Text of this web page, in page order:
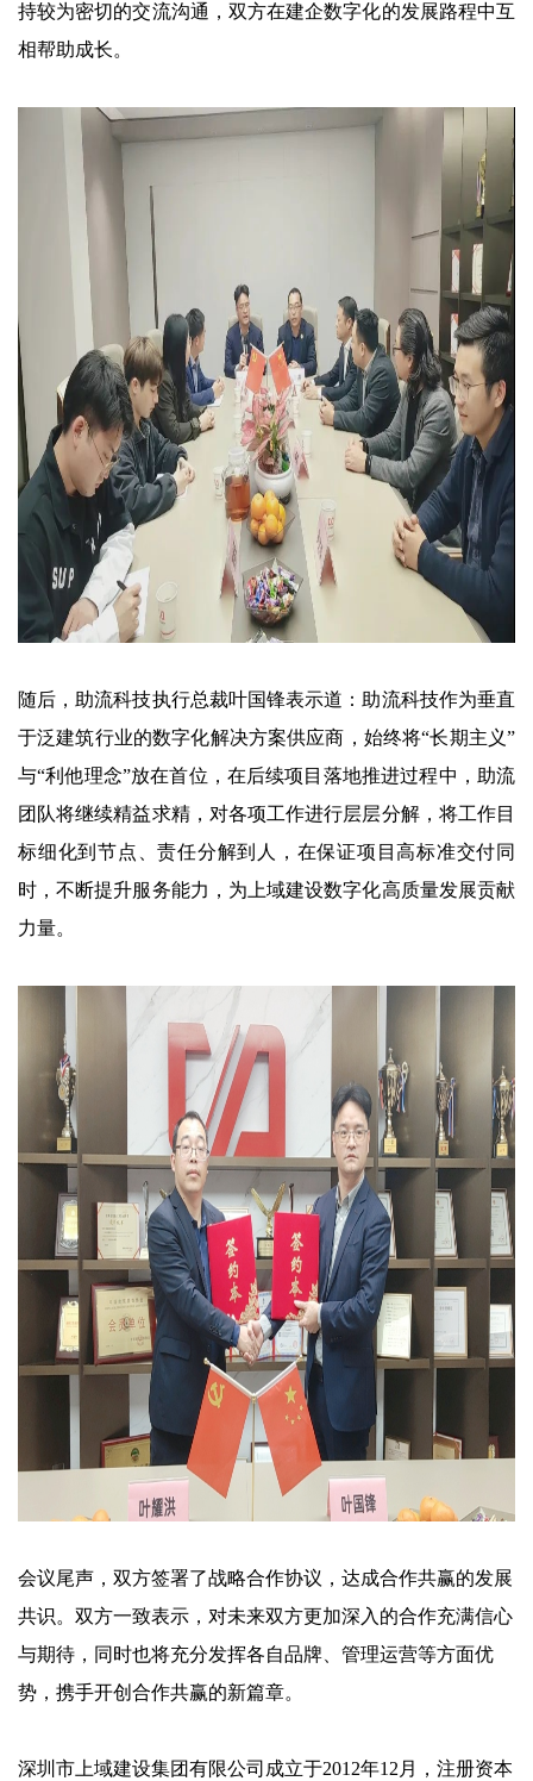
持较为密切的交流沟通，双方在建企数字化的发展路程中互
相帮助成长。
随后，助流科技执行总裁叶国锋表示道：助流科技作为垂直
于泛建筑行业的数字化解决方案供应商，始终将“长期主义”
与“利他理念”放在首位，在后续项目落地推进过程中，助流
团队将继续精益求精，对各项工作进行层层分解，将工作目
标细化到节点、责任分解到人，在保证项目高标准交付同
时，不断提升服务能力，为上域建设数字化高质量发展贡献
力量。
会议尾声，双方签署了战略合作协议，达成合作共赢的发展
共识。双方一致表示，对未来双方更加深入的合作充满信心
与期待，同时也将充分发挥各自品牌、管理运营等方面优
势，携手开创合作共赢的新篇章。
深圳市上域建设集团有限公司成立于2012年12月，注册资本